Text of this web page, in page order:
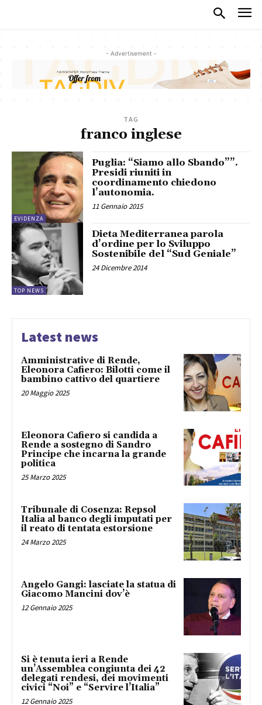
- Advertisement -
TAG
franco inglese
EVIDENZA
Puglia: “Siamo allo Sbando””.
Presidi riuniti in
coordinamento chiedono
l’autonomia.
11 Gennaio 2015
TOP NEWS
Dieta Mediterranea parola
d’ordine per lo Sviluppo
Sostenibile del “Sud Geniale”
24 Dicembre 2014
Latest news
Amministrative di Rende,
Eleonora Cafiero: Bilotti come il
bambino cattivo del quartiere
20 Maggio 2025
Eleonora Cafiero si candida a
Rende a sostegno di Sandro
Principe che incarna la grande
politica
25 Marzo 2025
Tribunale di Cosenza: Repsol
Italia al banco degli imputati per
il reato di tentata estorsione
24 Marzo 2025
Angelo Gangi: lasciate la statua di
Giacomo Mancini dov’è
12 Gennaio 2025
Si è tenuta ieri a Rende
un’Assemblea congiunta dei 42
delegati rendesi, dei movimenti
civici “Noi” e “Servire l’Italia”
12 Gennaio 2025